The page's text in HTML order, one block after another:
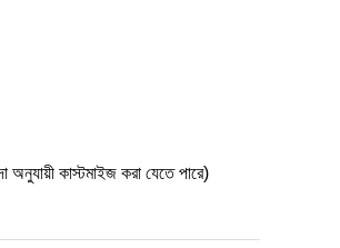
কাস্টমাইজ করা যেতে পারে)